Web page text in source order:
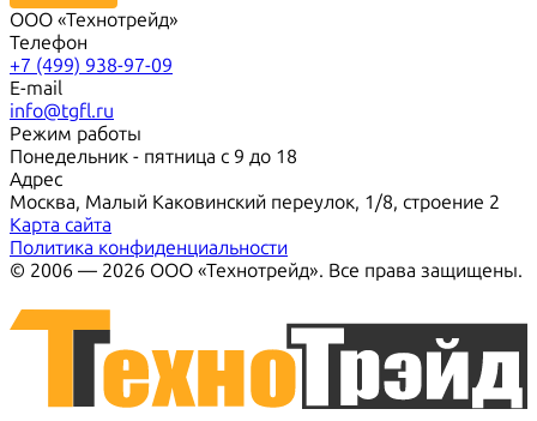
ООО «Технотрейд»
Телефон
+7 (499) 938-97-09
E-mail
info@tgfl.ru
Режим работы
Понедельник - пятница с 9 до 18
Адрес
Москва, Малый Каковинский переулок, 1/8, строение 2
Карта сайта
Политика конфиденциальности
© 2006 — 2026 ООО «Технотрейд». Все права защищены.